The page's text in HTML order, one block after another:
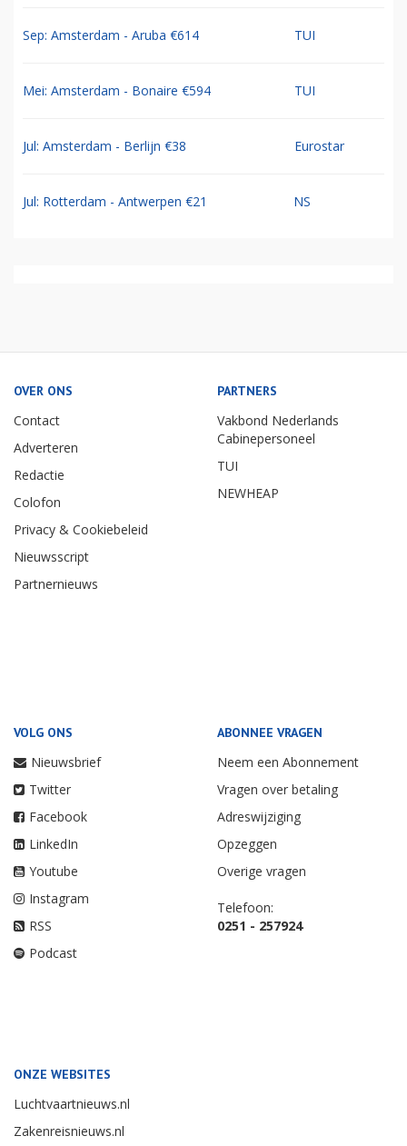
Sep: Amsterdam - Aruba €614 TUI
Mei: Amsterdam - Bonaire €594 TUI
Jul: Amsterdam - Berlijn €38 Eurostar
Jul: Rotterdam - Antwerpen €21 NS
OVER ONS
Contact
Adverteren
Redactie
Colofon
Privacy & Cookiebeleid
Nieuwsscript
Partnernieuws
PARTNERS
Vakbond Nederlands
Cabinepersoneel
TUI
NEWHEAP
VOLG ONS
Nieuwsbrief
Twitter
Facebook
LinkedIn
Youtube
Instagram
RSS
Podcast
ABONNEE VRAGEN
Neem een Abonnement
Vragen over betaling
Adreswijziging
Opzeggen
Overige vragen
Telefoon:
0251 - 257924
ONZE WEBSITES
Luchtvaartnieuws.nl
Zakenreisnieuws.nl